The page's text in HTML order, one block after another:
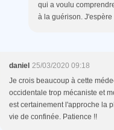
qui a voulu
à la guérison.
daniel 25/03/2020 09:18
Je crois beaucoup à cette
occidentale trop mécaniste et
est certainement l'approche la
vie de confinée. Patience !!